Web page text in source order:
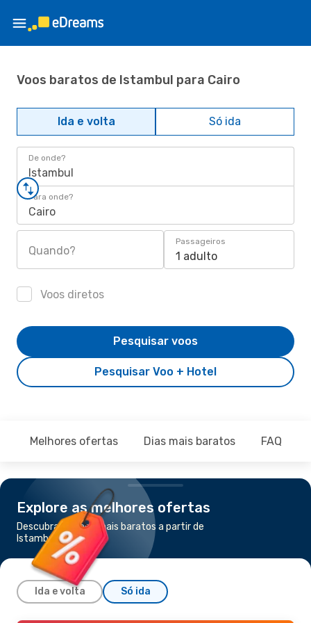
Voos baratos de Istambul para Cairo
Ida e volta Só ida
De onde?
Istambul
Para onde?
Cairo
Quando?
Passageiros
1 adulto
Voos diretos
Pesquisar Voo + Hotel
Pesquisar voos
Melhores ofertas Dias mais baratos FAQ
Explore as melhores ofertas
Descubra os voos mais baratos a partir de
Istambul para Cairo
Ida e volta Só ida